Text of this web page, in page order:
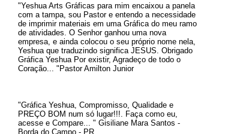
"Yeshua Arts Gráficas para mim encaixou a panela
com a tampa, sou Pastor e entendo a necessidade
de imprimir materiais em uma Gráfica do meu ramo
de atividades. O Senhor ganhou uma nova
empresa, e ainda colocou o seu próprio nome nela,
Yeshua que traduzindo significa JESUS. Obrigado
Gráfica Yeshua Por existir, Agradeço de todo o
Coração... "Pastor Amilton Junior
"Gráfica Yeshua, Compromisso, Qualidade e
PREÇO BOM num só lugar!!!. Faça como eu,
acesse e Compare... " Gisiliane Mara Santos -
Borda do Campo - PR